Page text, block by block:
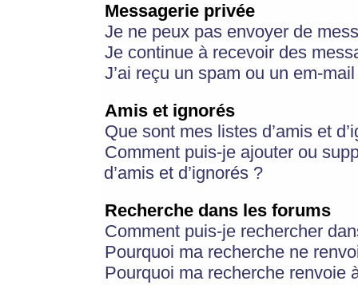
Messagerie privée
Je ne peux pas envoyer de
Je continue à recevoir des
J’ai reçu un spam ou un em-
Amis et ignorés
Que sont mes listes d’amis et
Comment puis-je ajouter ou
d’amis et d’ignorés ?
Recherche dans les forums
Comment puis-je rechercher
Pourquoi ma recherche ne
Pourquoi ma recherche renvoie